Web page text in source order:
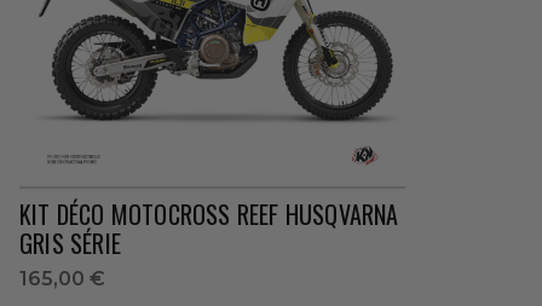
KIT DÉCO MOTOCROSS REEF HUSQVARNA
GRIS SÉRIE
165,00 €